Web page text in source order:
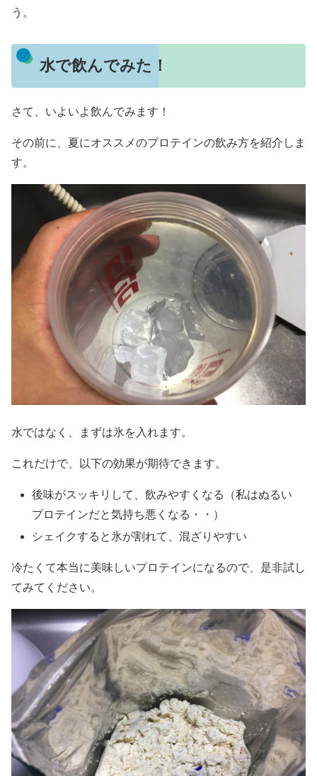
う。
水で飲んでみた！
さて、いよいよ飲んでみます！
その前に、夏にオススメのプロテインの飲み方を紹介しま
す。
水ではなく、まずは氷を入れます。
これだけで、以下の効果が期待できます。
後味がスッキリして、飲みやすくなる（私はぬるい
プロテインだと気持ち悪くなる・・）
シェイクすると氷が割れて、混ざりやすい
冷たくて本当に美味しいプロテインになるので、是非試し
てみてください。